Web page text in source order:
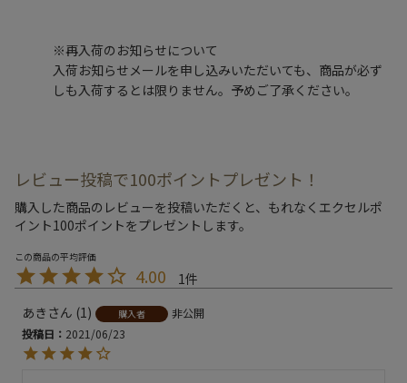
※再入荷のお知らせについて
入荷お知らせメールを申し込みいただいても、商品が必ず
しも入荷するとは限りません。予めご了承ください。
レビュー投稿で100ポイントプレゼント！
購入した商品のレビューを投稿いただくと、もれなくエクセルポ
イント100ポイントをプレゼントします。
4.00
1
あき
1 購入者
非公開
投稿日
2021/06/23